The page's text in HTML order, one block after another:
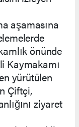
aşamasına
önünde
Kaymakamı
yürütülen
Çiftçi,
ziyaret